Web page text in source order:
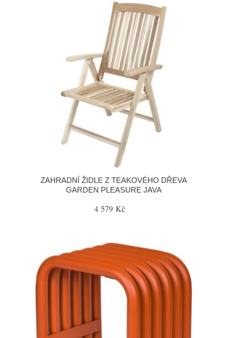
ZAHRADNÍ ŽIDLE Z TEAKOVÉHO DŘEVA
GARDEN PLEASURE JAVA
4 579 Kč